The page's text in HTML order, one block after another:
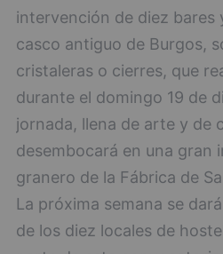
intervención de diez bares
casco antiguo de Burgos,
cristaleras o cierres, que
durante el domingo 19 de
jornada, llena de arte y de
desembocará en una gran
granero de la Fábrica de
La próxima semana se
de los diez locales de